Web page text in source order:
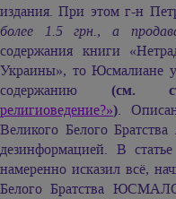
издания. При этом г-н
более 1.5 грн., а
содержания книги
Украины», то Юсмалиане
содержанию (см.
религиоведение?»).
Великого Белого
дезинформацией. В
намеренно исказил всё,
Белого Братства